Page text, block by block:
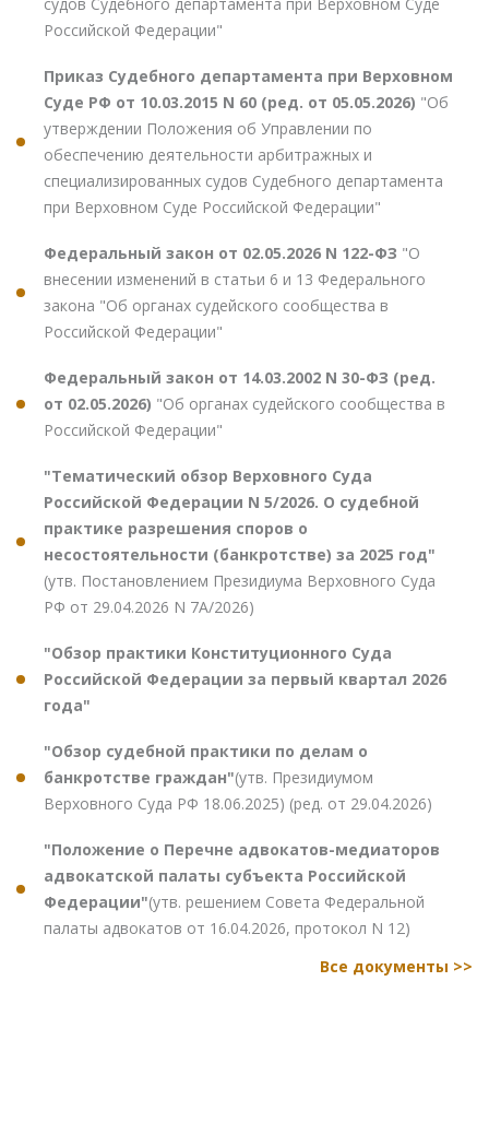
Российской Федерации"
Приказ Судебного департамента при Верховном
Суде РФ от 10.03.2015 N 60 (ред. от 05.05.2026) "Об
утверждении Положения об Управлении по
обеспечению деятельности арбитражных и
специализированных судов Судебного департамента
при Верховном Суде Российской Федерации"
Федеральный закон от 02.05.2026 N 122-ФЗ "О
внесении изменений в статьи 6 и 13 Федерального
закона "Об органах судейского сообщества в
Российской Федерации"
Федеральный закон от 14.03.2002 N 30-ФЗ (ред.
от 02.05.2026) "Об органах судейского сообщества в
Российской Федерации"
"Тематический обзор Верховного Суда
Российской Федерации N 5/2026. О судебной
практике разрешения споров о
несостоятельности (банкротстве) за 2025 год"
(утв. Постановлением Президиума Верховного Суда
РФ от 29.04.2026 N 7А/2026)
"Обзор практики Конституционного Суда
Российской Федерации за первый квартал 2026
года"
"Обзор судебной практики по делам о
банкротстве граждан"(утв. Президиумом
Верховного Суда РФ 18.06.2025) (ред. от 29.04.2026)
"Положение о Перечне адвокатов-медиаторов
адвокатской палаты субъекта Российской
Федерации"(утв. решением Совета Федеральной
палаты адвокатов от 16.04.2026, протокол N 12)
Все документы >>